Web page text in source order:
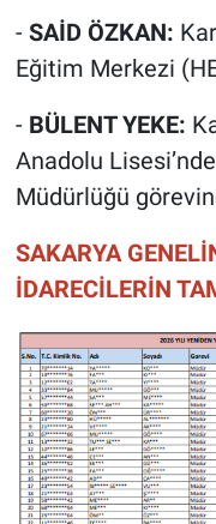
- SAİD ÖZKAN:
Eğitim Merkezi
- BÜLENT YEKE:
Anadolu
Müdürlüğü
SAKARYA
İDARECİLERİN